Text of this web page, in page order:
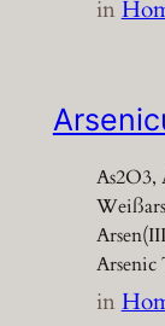
in
As2O3,
in